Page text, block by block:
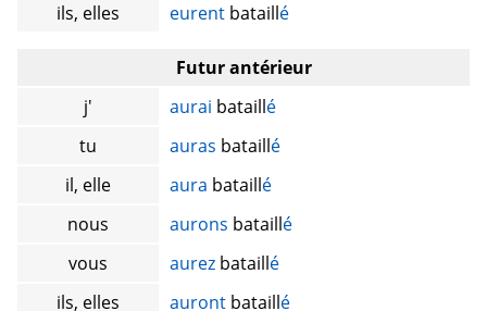
ils, elles
eurent bataillé
Futur antérieur
j'
aurai bataillé
tu
auras bataillé
il, elle
aura bataillé
nous
aurons bataillé
vous
aurez bataillé
ils, elles
auront bataillé